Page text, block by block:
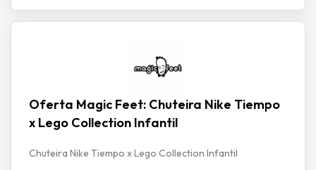
Oferta Magic Feet: Chuteira Nike Tiempo
x Lego Collection Infantil
Chuteira Nike Tiempo x Lego Collection Infantil